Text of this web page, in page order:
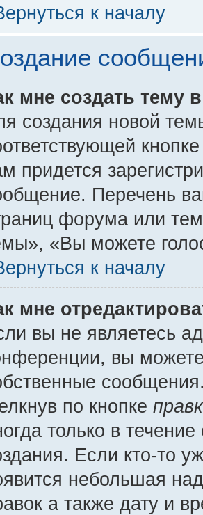
к началу
мне создать тему
создания новой
придется
Перечень
форума или
«Вы можете
к началу
мне
вы не являетесь
вы можете
по кнопке
только в
Если кто-то
небольшая
а также дату и